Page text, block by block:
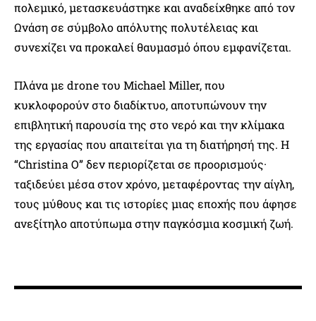
πολεμικό, μετασκευάστηκε και αναδείχθηκε από τον
Ωνάση σε σύμβολο απόλυτης πολυτέλειας και
συνεχίζει να προκαλεί θαυμασμό όπου εμφανίζεται.
Πλάνα με drone του Michael Miller, που
κυκλοφορούν στο διαδίκτυο, αποτυπώνουν την
επιβλητική παρουσία της στο νερό και την κλίμακα
της εργασίας που απαιτείται για τη διατήρησή της. Η
“Christina O” δεν περιορίζεται σε προορισμούς·
ταξιδεύει μέσα στον χρόνο, μεταφέροντας την αίγλη,
τους μύθους και τις ιστορίες μιας εποχής που άφησε
ανεξίτηλο αποτύπωμα στην παγκόσμια κοσμική ζωή.